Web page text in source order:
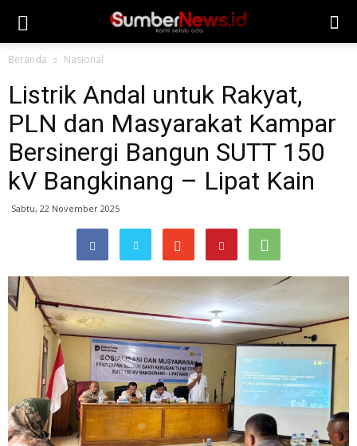
Beranda Nasional
Listrik Andal untuk Rakyat,
PLN dan Masyarakat Kampar
Bersinergi Bangun SUTT 150
kV Bangkinang – Lipat Kain
Sabtu, 22 November 2025